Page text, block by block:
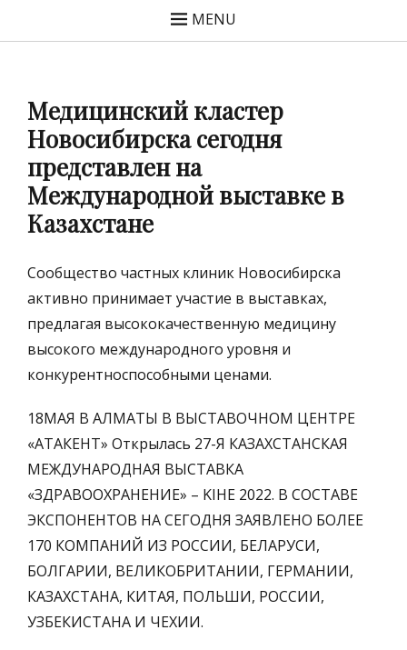
MENU
Медицинский кластер
Новосибирска сегодня
представлен на
Международной выставке в
Казахстане
Сообщество частных клиник Новосибирска
активно принимает участие в выставках,
предлагая высококачественную медицину
высокого международного уровня и
конкурентноспособными ценами.
18МАЯ В АЛМАТЫ В ВЫСТАВОЧНОМ ЦЕНТРЕ
«АТАКЕНТ» Открылась 27-Я КАЗАХСТАНСКАЯ
МЕЖДУНАРОДНАЯ ВЫСТАВКА
«ЗДРАВООХРАНЕНИЕ» – KIHE 2022. В СОСТАВЕ
ЭКСПОНЕНТОВ НА СЕГОДНЯ ЗАЯВЛЕНО БОЛЕЕ
170 КОМПАНИЙ ИЗ РОССИИ, БЕЛАРУСИ,
БОЛГАРИИ, ВЕЛИКОБРИТАНИИ, ГЕРМАНИИ,
КАЗАХСТАНА, КИТАЯ, ПОЛЬШИ, РОССИИ,
УЗБЕКИСТАНА И ЧЕХИИ.